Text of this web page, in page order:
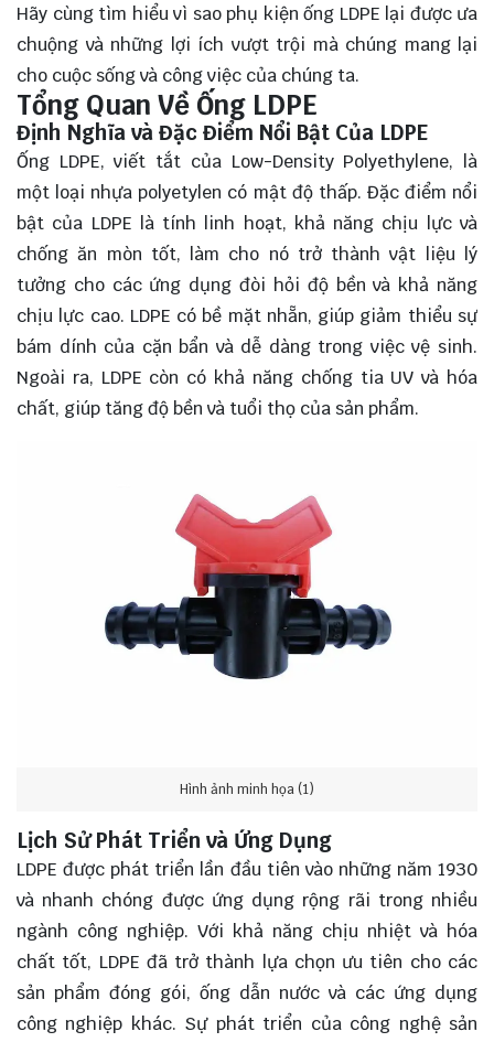
Hãy cùng tìm hiểuvì sao phụ kiện ống LDPE lại được ưa
chuộng và những lợi ích vượt trội mà chúng mang lại
cho cuộc sống và công việc của chúng ta.
Tổng Quan Về Ống LDPE
Định Nghĩa và Đặc Điểm Nổi Bật Của LDPE
Ống LDPE, viết tắt của Low-Density Polyethylene, là
một loại nhựa polyetylen có mật độ thấp. Đặc điểm nổi
bật của LDPE là tính linh hoạt, khả năng chịu lực và
chống ăn mòn tốt, làm cho nó trở thành vật liệu lý
tưởng cho các ứng dụng đòi hỏi độ bền và khả năng
chịu lực cao. LDPE có bề mặt nhẵn, giúp giảm thiểu sự
bám dính của cặn bẩn và dễ dàng trong việc vệ sinh.
Ngoài ra, LDPE còn có khả năng chống tia UV và hóa
chất, giúp tăng độ bền và tuổi thọ của sản phẩm.
Hình ảnh minh họa (1)
Lịch Sử Phát Triển và Ứng Dụng
LDPE được phát triển lần đầu tiên vào những năm 1930
và nhanh chóng được ứng dụng rộng rãi trong nhiều
ngành công nghiệp. Với khả năng chịu nhiệt và hóa
chất tốt, LDPE đã trở thành lựa chọn ưu tiên cho các
sản phẩm đóng gói, ống dẫn nước và các ứng dụng
công nghiệp khác. Sự phát triển của công nghệ sản